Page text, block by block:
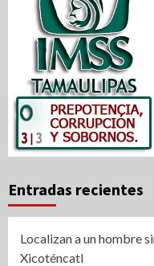
Entradas recientes
Localizan a un hombre
Xicoténcatl